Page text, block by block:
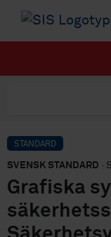
STANDARD
SVENSK STANDARD ·
Grafiska